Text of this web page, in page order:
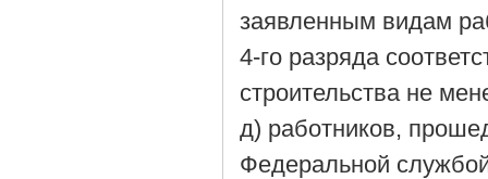
заявленным видам
4-го разряда
строительства не
д) работников,
Федеральной